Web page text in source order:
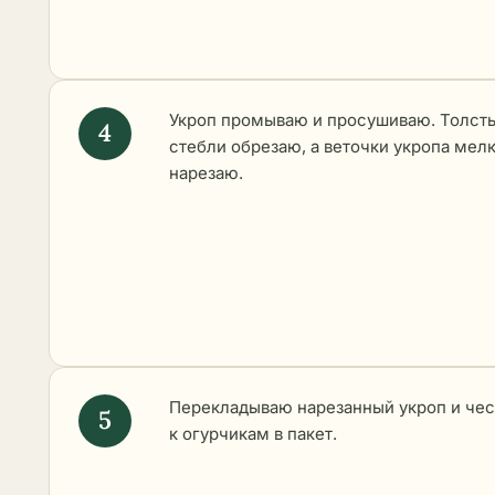
Укроп промываю и просушиваю.
стебли обрезаю, а веточки укропа
нарезаю.
Перекладываю нарезанный укроп и
к огурчикам в пакет.